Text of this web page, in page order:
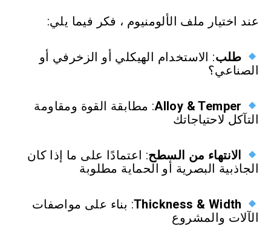
عند اختيار ملف الألومنيوم ، فكر فيما يلي:
طلب: الاستخدام الهيكلي أو الزخرفي أو
الصناعي؟
Alloy & Temper: مطابقة القوة ومقاومة
التآكل لاحتياجاتك
الانتهاء من السطح: اعتمادًا على ما إذا كان
الجاذبية البصرية أو الحماية مطلوبة
Thickness & Width: بناء على مواصفات
الآلات والمشروع